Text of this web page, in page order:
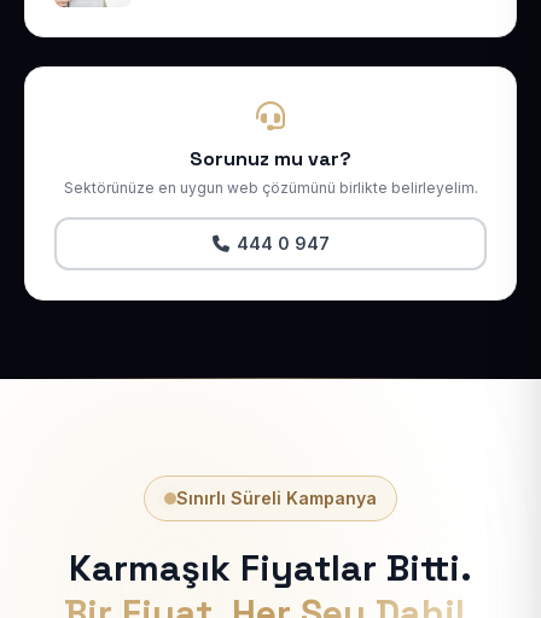
Sorunuz mu var?
Sektörünüze en uygun web çözümünü birlikte belirleyelim.
444 0 947
Sınırlı Süreli Kampanya
Karmaşık Fiyatlar Bitti.